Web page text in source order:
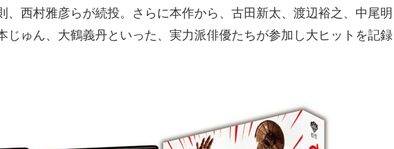
、西村雅彦らが続投。さらに本作から、古田新太、渡辺裕之、中尾明
じゅん、大鶴義丹といった、実力派俳優たちが参加し大ヒットを記録